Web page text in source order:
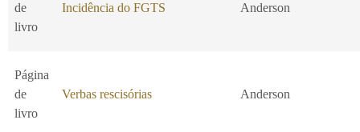
de
livro
Incidência do FGTS Anderson
Página
de
livro
Verbas rescisórias Anderson